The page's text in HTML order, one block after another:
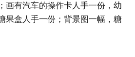
画有汽车的操作卡人手一份，幼
果盒人手一份；背景图一幅，糖